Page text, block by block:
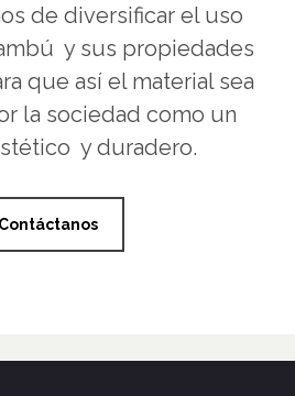
de diversificar el uso
y sus propiedades
que así el material sea
la sociedad como un
y duradero.
Contáctanos